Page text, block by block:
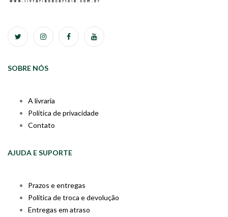
SOBRE NÓS
A livraria
Política de privacidade
Contato
AJUDA E SUPORTE
Prazos e entregas
Política de troca e devolução
Entregas em atraso